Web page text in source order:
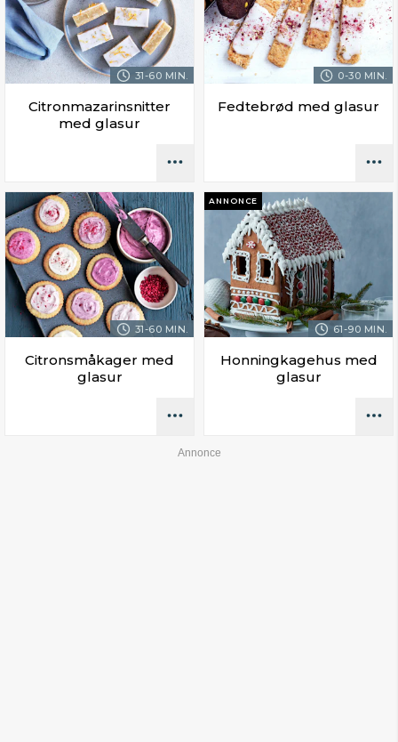
31-60 MIN.
Citronmazarinsnitter
med glasur
0-30 MIN.
Fedtebrød med glasur
31-60 MIN.
Citronsmåkager med
glasur
61-90 MIN.
ANNONCE
Honningkagehus med
glasur